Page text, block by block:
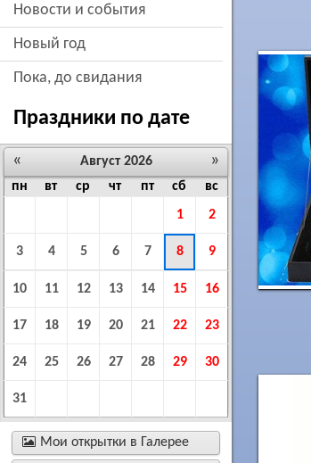
новости и события
новый год
пока, до свидания
Праздники по дате
« »
Август 2026
пн
вт ср чт пт сб
вс
1
2
3 4 5 6 7 8 9
10 11 12 13 14 15 16
17 18 19 20 21 22 23
24 25 26 27 28 29 30
31
 Мои открытки в Галерее